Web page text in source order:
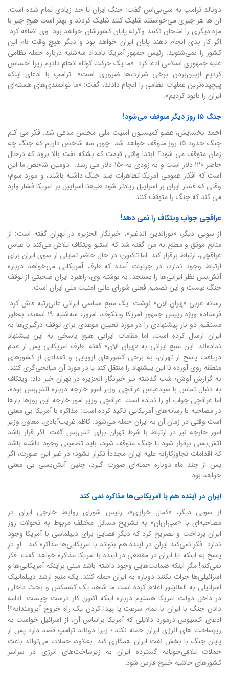
دونالد ترامپ به سی‌بی‌اس گفت: جنگ ایران تا حد زیادی تمام شده است.
آن ها هر چیزی می‌خواستند شلیک کنند شلیک کردند و بهتر است هیچ چیز با
مزه دیگری را امتحان نکنند وگرنه پایان کشورشان خواهد بود. وی اضافه کرد:
اگر کار بدی انجام دهند پایان ایران خواهد بود و دیگر هیچ وقت نام این
کشور را نمی‌شنوید. رئیس جمهور آمریکا بامداد سه‌شنبه درباره حمله نظامی
علیه جمهوری اسلامی ادعا کرد: «ما یک حرکت کوتاه انجام دادیم زیرا احساس
کردیم ازبین‌بردن برخی شرارت‌ها ضروری است». ترامپ با ادعای اینکه
پیچیده‌ترین عملیات نظامی را انجام دادند، گفت:‌ «ما توانمندی‌های هسته‌ای
ایران را نابود کردیم».
جنگ ۱۵ روز دیگر متوقف می‌شود!
احمد بخشایش، عضو کمیسیون امنیت ملی مجلس مدعی شد: فکر می کنم
جنگ حدود ۱۵ روز متوقف خواهد شد. چون سه شاخص داریم که جنگ چه
زمان متوقف می شود؟ ابتدا وقتی قیمت که بشکه نفت بالا برود که درحال
حاضر ۱۲۰ دلار است و به زودی به ۱۵۰ دلار می رسد. دومین شاخص ما این
است که افکار عمومی آمریکا تظاهرات ضد جنگ داشته باشند، و مورد سوم؛
وقتی که فشار ایران بر اسراییل زیادتر شود طبیعتا اسراییل بر آمریکا فشار وارد
می کند که جنگ را متوقف کنند.
عراقچی جواب ویتکاف را نمی دهد!
از سویی دیگر، «نورالدین الدغیر»، خبرنگار الجزیره در تهران گفته است: از
منابع موثق و مطلع به من گفته شد که استیو ویتکاف تلاش می‌کند با عباس
عراقچی، ارتباط برقرار کند. اما تاکنون، در حال حاضر تمایلی از سوی ایران برای
ارتباط وجود ندارد، در جزئیات آمده که طرف آمریکایی می‌خواهد درباره
آتش‌بس نظر ایرانی‌ها را بسنجد. به نوشته وی، راهبرد ایران صحبتی از توقف
جنگ نیست و این تصمیم فعلی شورای عالی امنیت ملی ایران است.
رسانه عربی «إیران الآن» نوشت: یک منبع سیاسی ایرانی عالی‌رتبه‌ فاش کرد:
فرستاده ویژه رییس جمهور آمریکا ویتکوف، امروز، سه‌شنبه ۱۹ اسفند، به‌طور
مستقیم دو بار پیشنهادی را در مورد تعیین موعدی برای توقف درگیری‌ها به
ایران ارسال کرده است، اما مقامات ایرانی هیچ پاسخی به این پیشنهاد
نداده‌اند. این منبع ایرانی به «إیران الآن» گفته: طرف آمریکایی پس از عدم
دریافت پاسخ از تهران، به برخی کشورهای اروپایی و تعدادی از کشورهای
منطقه روی آورده تا این پیشنهاد را منتقل کند یا در مورد آن میانجی‌گری کنند.
به گزارش آوش؛ شب گذشته نیز خبرنگار الجزیره در تهران خبر داد: ویتکاف
به دنبال تماس با سیدعباس عراقچی وزیر امور خارجه درباره آتش‌بس بوده،
اما عراقچی جواب او را نداده است. عراقچی وزیر امور خارجه این روزها بارها
در مصاحبه با رسانه‌های آمریکایی تاکید کرده است: مذاکره با آمریکا بی معنی
است وقتی در زمان آن به ایران حمله می‌شود. کاظم غریب‌آبادی، معاون وزیر
امور خارجه نیز در ارتباط با شرط تهران برای آتش‌بس گفت: اگر قرار باشد
آتش‌بسی برقرار شود یا جنگ متوقف شود، باید تضمینی وجود داشته باشد
که اقدامات تجاوزکارانه علیه ایران مجدداً تکرار نشود؛ در غیر این صورت، اگر
پس از چند ماه دوباره حمله‌ای صورت گیرد، چنین آتش‌بسی بی معنی
خواهد بود.
ایران در آینده هم با آمریکایی‌ها مذاکره نمی کند
از سویی دیگر، «کمال خرازی»، رئیس شورای روابط خارجی ایران در
مصاحبه‌ای با «سی‌ان‌ان» به تشریح مسائل مختلف مربوط به تحولات روز
ایران پرداخت و تصریح کرد که دیگر فضایی برای دیپلماسی با آمریکا وجود
ندارد. فکر نمی‌کند ایران در آینده هم بتواند با آمریکایی‌ها مذاکره کند. او در
پاسخ به اینکه آیا ایران در مقطعی در آینده با آمریکا مذاکره خواهد گفت: فکر
نمی‌کنم! مگر اینکه ضمانت‌هایی وجود داشته باشد مبنی براینکه آمریکایی‌ها و
اسرائیلی‌ها جرات نکنند دوباره به ایران حمله کنند. یک منبع ارشد دیپلماتیک
اسرائیلی به المانیتور اعلام کرده است ما شاهد یک کشمکش و بحث داخلی
در داخل دولت آمریکا هستیم درباره اینکه اکنون کار درست چیست: ادامه
دادن جنگ با ایران با تمام سرعت یا پیدا کردن یک راه خروج آبرومندانه؟!
ادعای اکسیوس درمورد دلایلی که آمریکا براساس آن، از اسرائیل خواست به
زیرساخت های انرژی ایران حمله نکند:؛ زیرا دونالد ترامپ قصد دارد پس از
پایان جنگ با بخش نفت ایران همکاری کند. بعلاوه، حملات می‌تواند باعث
حملات تلافی‌جویانه گسترده ایران به زیرساخت‌های انرژی در سراسر
کشورهای حاشیه خلیج فارس شود.